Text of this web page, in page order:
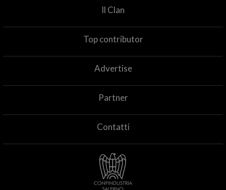
Il Clan
Top contributor
Advertise
Partner
Contatti